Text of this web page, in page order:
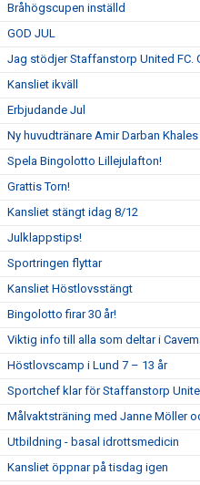
Bråhögscupen inställd
GOD JUL
Jag stödjer Staffanstorp United FC.
Kansliet ikväll
Erbjudande Jul
Ny huvudtränare Amir Darban Khales
Spela Bingolotto Lillejulafton!
Grattis Torn!
Kansliet stängt idag 8/12
Julklappstips!
Sportringen flyttar
Kansliet Höstlovsstängt
Bingolotto firar 30 år!
Viktig info till alla som deltar i
Höstlovscamp i Lund 7 – 13 år
Sportchef klar för Staffanstorp
Målvaktsträning med Janne Möller
Utbildning - basal idrottsmedicin
Kansliet öppnar på tisdag igen